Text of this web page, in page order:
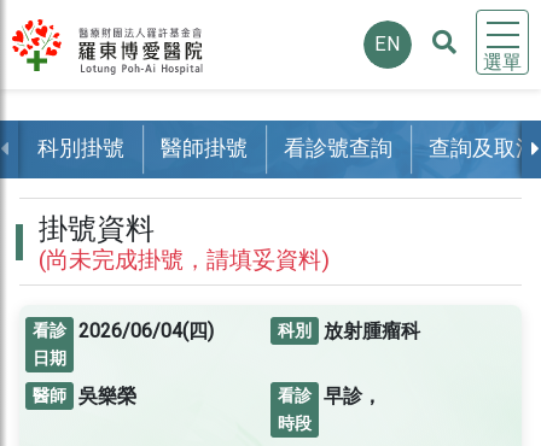
選單
EN
科別掛號 醫師掛號 看診號查詢 查詢及取消
掛號資料
(尚未完成掛號，請填妥資料)
看診
日期
2026/06/04(四) 科別 放射腫瘤科
醫師 吳樂榮
看診
時段
早診，